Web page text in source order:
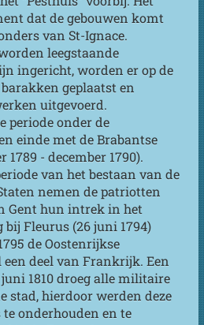
dat de gebouwen komt
van St-Ignace.
leegstaande
ingericht, worden er op de
geplaatst en
uitgevoerd.
periode onder de
einde met de Brabantse
- december 1790).
van het bestaan van de
nemen de patriotten
Gent hun intrek in het
bij Fleurus (26 juni 1794)
de Oostenrijkse
deel van Frankrijk. Een
1810 droeg alle militaire
stad, hierdoor werden deze
onderhouden en te